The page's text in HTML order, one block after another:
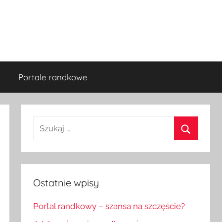
Portale randkowe
Szukaj:
Ostatnie wpisy
Portal randkowy – szansa na szczęście?